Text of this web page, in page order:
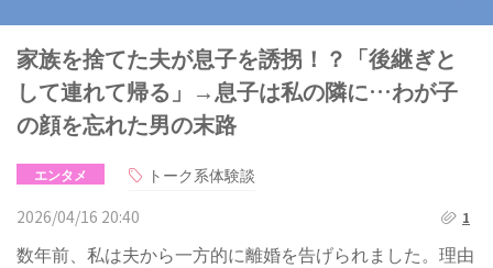
家族を捨てた夫が息子を誘拐！？「後継ぎと
して連れて帰る」→息子は私の隣に…わが子
の顔を忘れた男の末路
エンタメ
トーク系体験談
2026/04/16 20:40
1
数年前、私は夫から一方的に離婚を告げられました。理由